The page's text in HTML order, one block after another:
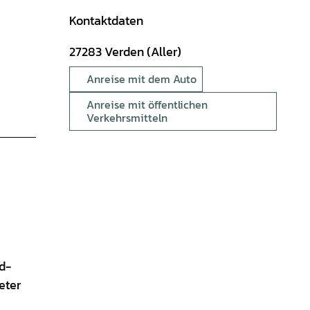
Kontaktdaten
27283Verden (Aller)
Anreise mit dem Auto
Anreise mit öffentlichen
Verkehrsmitteln